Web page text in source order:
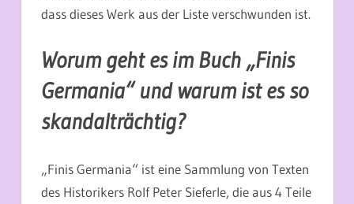
dass dieses Werk aus der Liste verschwunden ist.
Worum geht es im Buch „Finis
Germania“ und warum ist es so
skandalträchtig?
„Finis Germania“ ist eine Sammlung von Texten
des Historikers Rolf Peter Sieferle, die aus 4 Teile